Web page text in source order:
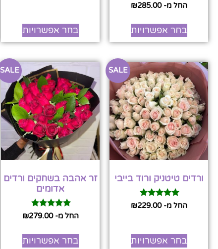
דורגהחל מ- ₪285.00
בחר אפשרויות בחר אפשרויות
SALE
ורדים טיטניק ורוד בייבי
דורגהחל מ- ₪229.00
בחר אפשרויות
SALE
זר אהבה בשחקים ורדים
אדומים
דורגהחל מ- ₪279.00
בחר אפשרויות